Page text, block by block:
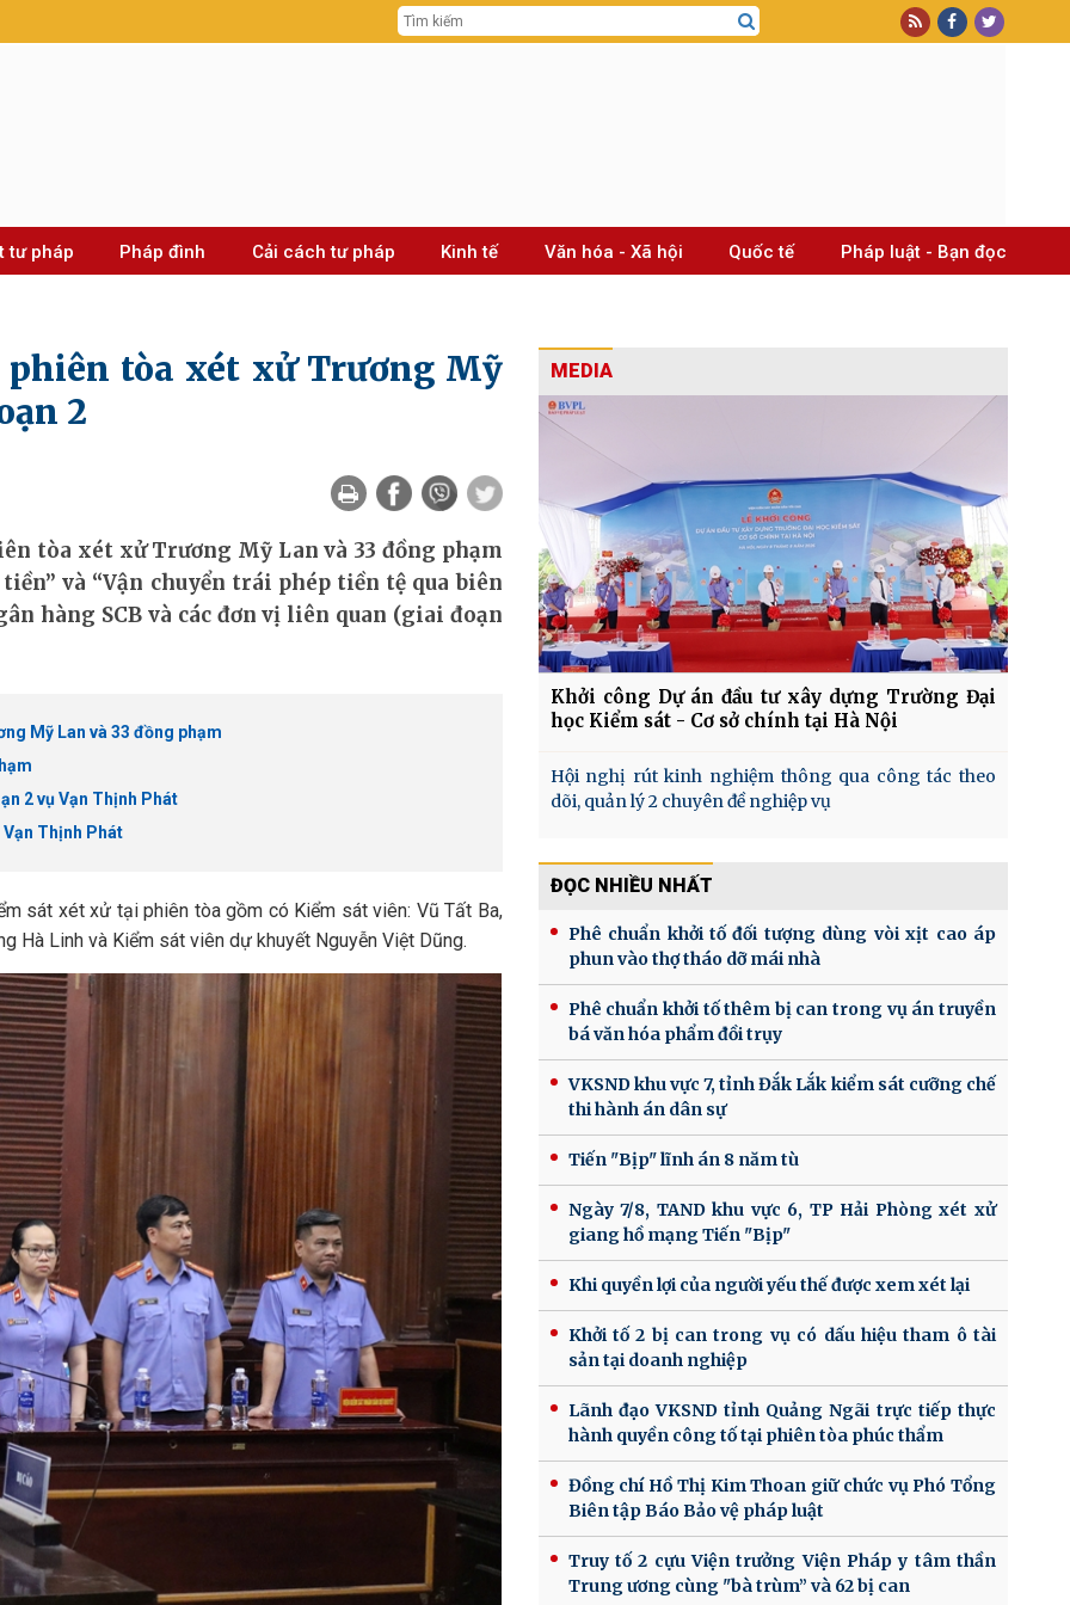
tư pháp Pháp đình Cải cách tư pháp Kinh tế Văn hóa - Xã hội Quốc tế Pháp luật - Bạn đọc
tòa xét xử Trương Mỹ
2
tòa xét xử Trương Mỹ Lan và 33 đồng phạm
và “Vận chuyển trái phép tiền tệ qua biên
hàng SCB và các đơn vị liên quan (giai đoạn
Mỹ Lan và 33 đồng phạm
2 vụ Vạn Thịnh Phát
Thịnh Phát
sát xét xử tại phiên tòa gồm có Kiểm sát viên: Vũ Tất Ba,
Hà Linh và Kiểm sát viên dự khuyết Nguyễn Việt Dũng.
MEDIA
Khởi công Dự án đầu tư xây dựng Trường Đại
học Kiểm sát - Cơ sở chính tại Hà Nội
Hội nghị rút kinh nghiệm thông qua công tác theo
dõi, quản lý 2 chuyên đề nghiệp vụ
ĐỌC NHIỀU NHẤT
Phê chuẩn khởi tố đối tượng dùng vòi xịt cao áp
phun vào thợ tháo dỡ mái nhà
Phê chuẩn khởi tố thêm bị can trong vụ án truyền
bá văn hóa phẩm đồi trụy
VKSND khu vực 7, tỉnh Đắk Lắk kiểm sát cưỡng chế
thi hành án dân sự
Tiến "Bịp" lĩnh án 8 năm tù
Ngày 7/8, TAND khu vực 6, TP Hải Phòng xét xử
giang hồ mạng Tiến "Bịp"
Khi quyền lợi của người yếu thế được xem xét lại
Khởi tố 2 bị can trong vụ có dấu hiệu tham ô tài
sản tại doanh nghiệp
Lãnh đạo VKSND tỉnh Quảng Ngãi trực tiếp thực
hành quyền công tố tại phiên tòa phúc thẩm
Đồng chí Hồ Thị Kim Thoan giữ chức vụ Phó Tổng
Biên tập Báo Bảo vệ pháp luật
Truy tố 2 cựu Viện trưởng Viện Pháp y tâm thần
Trung ương cùng "bà trùm” và 62 bị can